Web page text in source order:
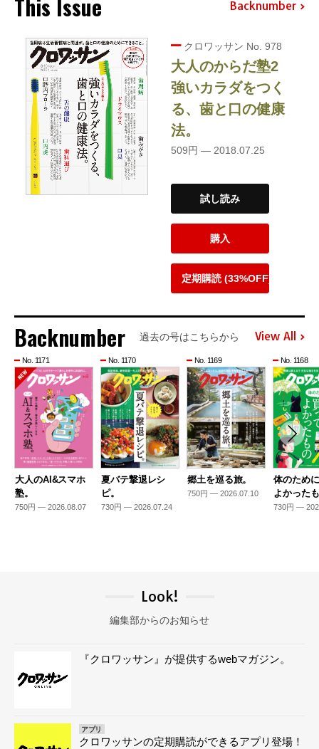
This Issue Backnumber
クロワッサン No. 978
大人のからだ塾2
強いカラダをつく
る、歯と口の健康
法。
509円 — 2018.07.25
試し読み
購入
定期購読 (33%OFF)
Backnumber 過去の号はこちらから View All
No. 1171
大人のAI&スマホ
塾。
750円 — 2026.08.07
No. 1170
夏バテ撃退レシ
ピ。
730円 — 2026.07.24
No. 1169
郷土を巡る旅。
750円 — 2026.07.10
No. 1168
体のため
よかった
730円 —
Look!
編集部からのお知らせ
『クロワッサン』が提供するwebマガジン。
アプリ
クロワッサンの定期購読ができるアプリ登場！